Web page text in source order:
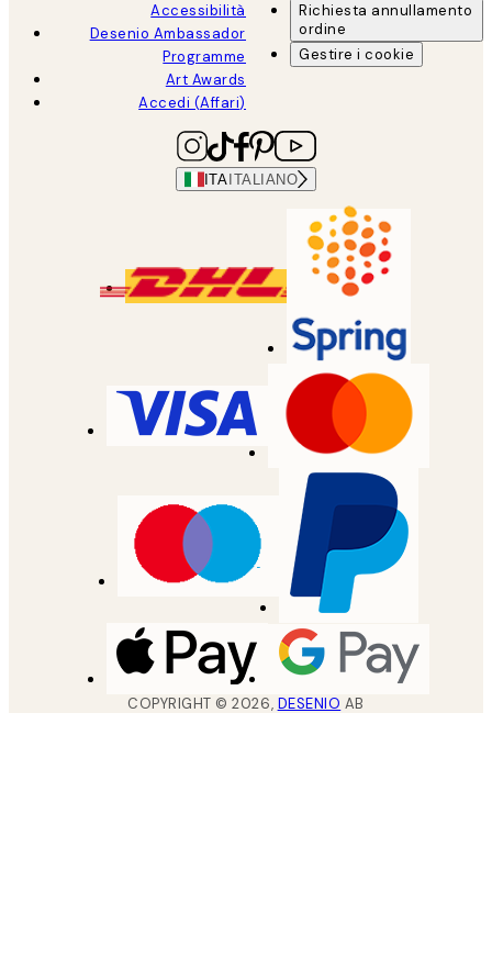
Accessibilità
Desenio Ambassador
Programme
Art Awards
Accedi (Affari)
Richiesta annullamento
ordine
Gestire i cookie
ITA ITALIANO
COPYRIGHT ©2026, DESENIO AB